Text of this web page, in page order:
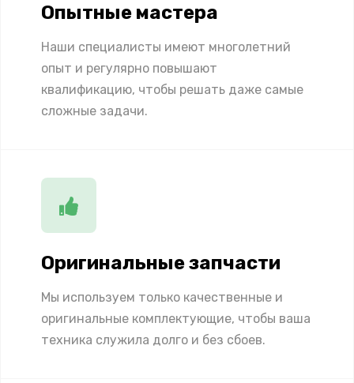
Опытные мастера
Наши специалисты имеют многолетний
опыт и регулярно повышают
квалификацию, чтобы решать даже самые
сложные задачи.
Оригинальные запчасти
Мы используем только качественные и
оригинальные комплектующие, чтобы ваша
техника служила долго и без сбоев.